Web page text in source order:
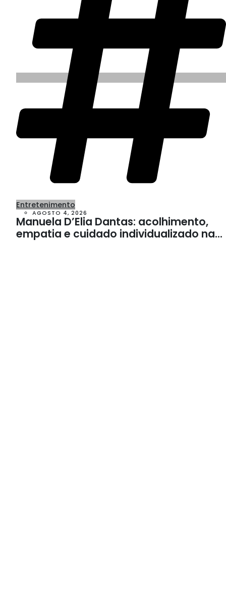
Entretenimento
AGOSTO 4, 2026
Manuela D’Elia Dantas: acolhimento,
empatia e cuidado individualizado na